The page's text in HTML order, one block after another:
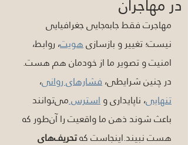
مهاجرت فقط جابه‌جایی جغرافیایی
نیست؛ تغییر و بازسازی هویت، روابط،
امنیت و تصویر ما از خودمان هم هست.
در چنین شرایطی، فشارهای روانی،
تنهایی، ناپایداری و استرس
می‌توانند
باعث شوند ذهن ما واقعیت را آن‌طور که
هست نبیند.اینجاست که
تحریف‌های